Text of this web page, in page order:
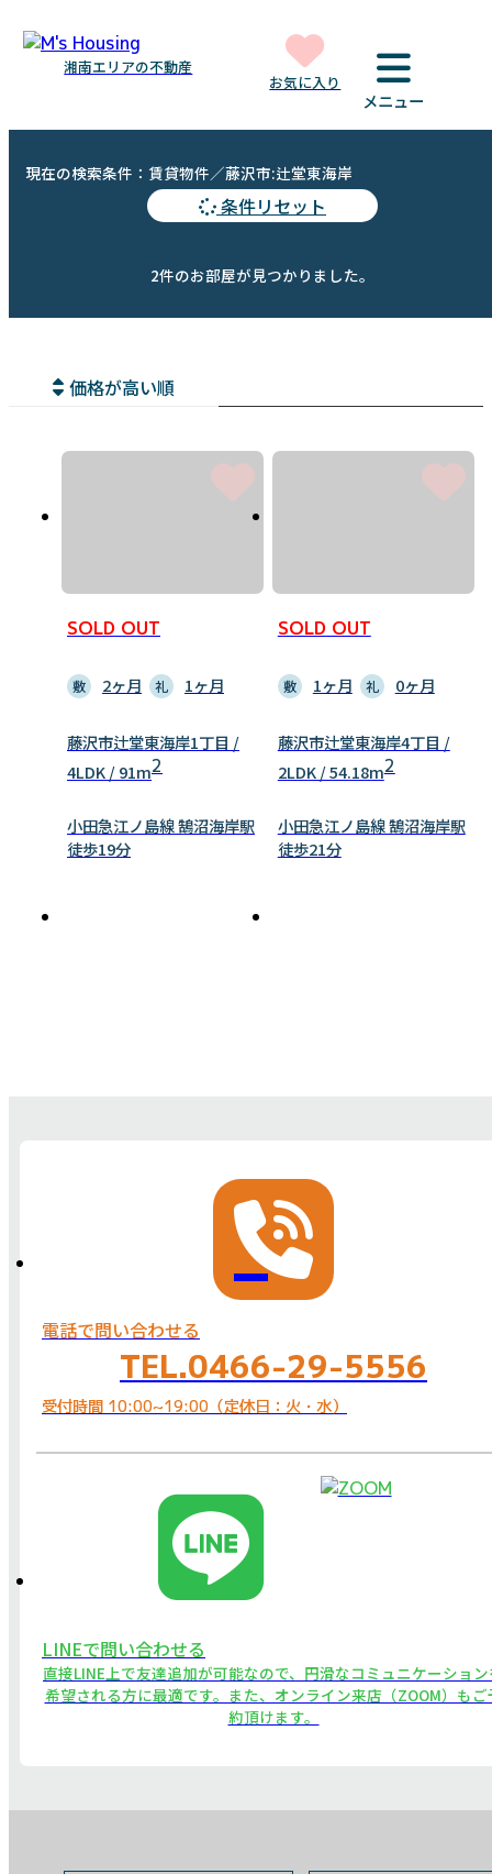
湘南エリアの不動産
お気に入り
メニュー
現在の検索条件：賃貸物件／藤沢市:辻堂東海岸
条件リセット
2件のお部屋が見つかりました。
価格が高い順
SOLD OUT
敷 2ヶ月 礼 1ヶ月
藤沢市辻堂東海岸1丁目 /
4LDK / 91m2
小田急江ノ島線 鵠沼海岸駅
徒歩19分
SOLD OUT
敷 1ヶ月 礼 0ヶ月
藤沢市辻堂東海岸4丁目 /
2LDK / 54.18m2
小田急江ノ島線 鵠沼海岸駅
徒歩21分
電話で問い合わせる
TEL.0466-29-5556
受付時間 10:00~19:00（定休日：火・水）
LINEで問い合わせる
直接LINE上で友達追加が可能なので、円滑なコミュニケーショ
希望される方に最適です。また、オンライン来店（ZOOM）もご
約頂けます。